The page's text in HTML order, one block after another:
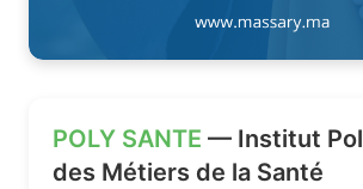
POLY SANTE — Institut
des Métiers de la Santé